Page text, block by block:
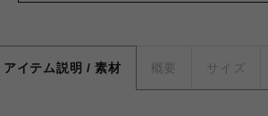
アイテム説明 / 素材 概要 サイズ